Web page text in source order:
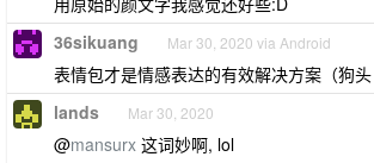
36sikuang Mar 30, 2020 via Android
表情包才是情感表达的有效解决方案（狗头
lands Mar 30, 2020
@mansurx 这词妙啊, lol